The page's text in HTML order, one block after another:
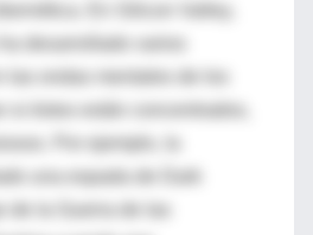
una espada de Dark
de la Guerra de las